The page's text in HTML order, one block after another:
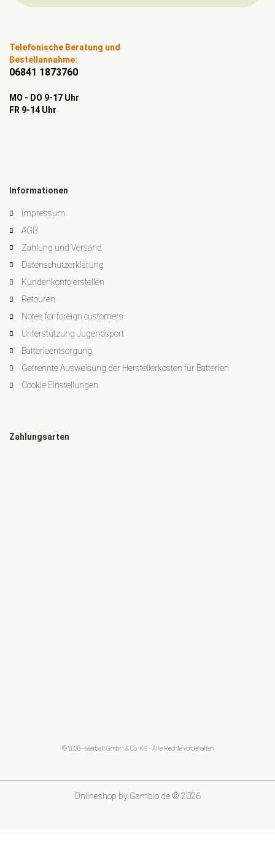
Telefonische Beratung und
Bestellannahme:
06841 1873760
MO - DO 9-17 Uhr
FR 9-14 Uhr
Informationen
Impressum
AGB
Zahlung und Versand
Datenschutzerklärung
Kundenkonto erstellen
Retouren
Notes for foreign customers
Unterstützung Jugendsport
Batterieentsorgung
Getrennte Ausweisung der Herstellerkosten für Batterien
Cookie Einstellungen
Zahlungsarten
© 2026 - saarbatt GmbH & Co. KG - Alle Rechte vorbehalten
Onlineshop by Gambio.de © 2026